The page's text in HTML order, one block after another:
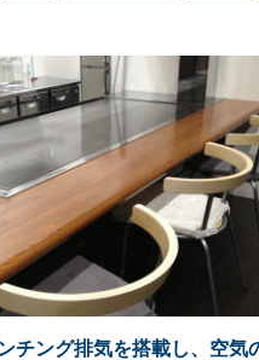
チング排気を搭載し、空気